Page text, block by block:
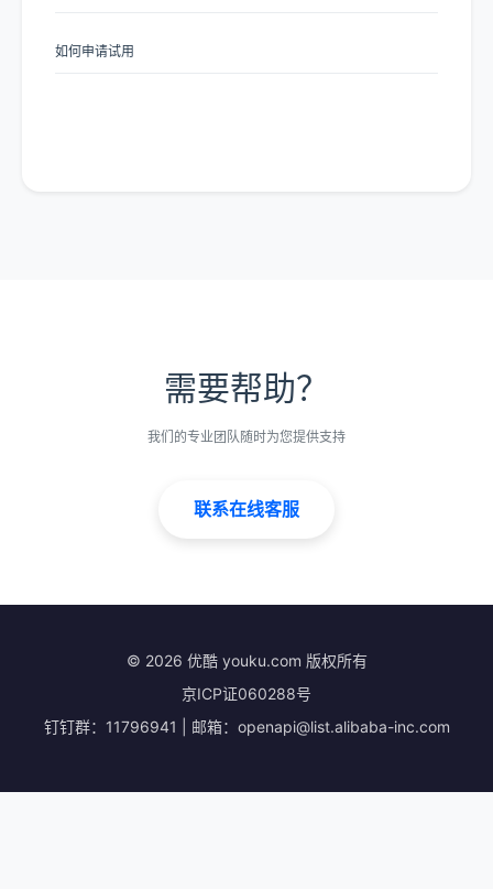
如何申请试用
需要帮助？
我们的专业团队随时为您提供支持
联系在线客服
© 2026 优酷 youku.com 版权所有
京ICP证060288号
钉钉群：11796941 | 邮箱： openapi@list.alibaba-inc.com